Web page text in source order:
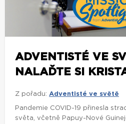
ADVENTISTÉ VE
NALAĎTE SI
Z pořadu: Adventisté ve světě
Pandemie COVID-19 přinesla
světa, včetně Papuy-Nové